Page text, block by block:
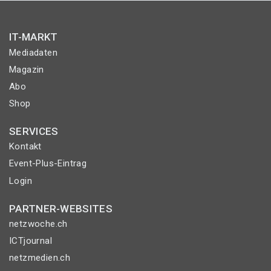
IT-MARKT
Mediadaten
Magazin
Abo
Shop
SERVICES
Kontakt
Event-Plus-Eintrag
Login
PARTNER-WEBSITES
netzwoche.ch
ICTjournal
netzmedien.ch